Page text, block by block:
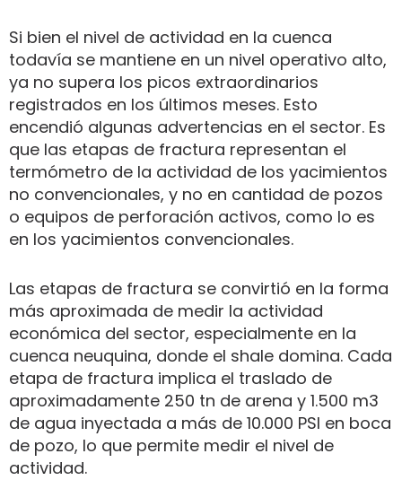
Si bien el nivel de actividad en la cuenca
todavía se mantiene en un nivel operativo alto,
ya no supera los picos extraordinarios
registrados en los últimos meses. Esto
encendió algunas advertencias en el sector. Es
que las etapas de fractura representan el
termómetro de la actividad de los yacimientos
no convencionales, y no en cantidad de pozos
o equipos de perforación activos, como lo es
en los yacimientos convencionales.
Las etapas de fractura se convirtió en la forma
más aproximada de medir la actividad
económica del sector, especialmente en la
cuenca neuquina, donde el shale domina. Cada
etapa de fractura implica el traslado de
aproximadamente 250 tn de arena y 1.500 m3
de agua inyectada a más de 10.000 PSI en boca
de pozo, lo que permite medir el nivel de
actividad.